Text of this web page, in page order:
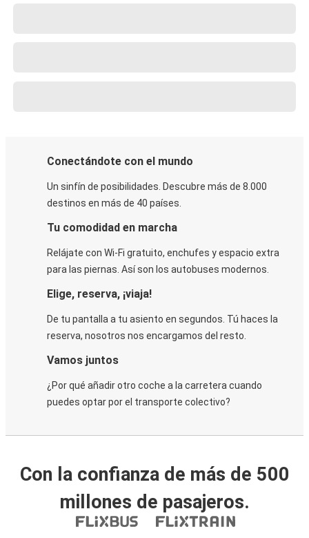
Conectándote con el mundo
Un sinfín de posibilidades. Descubre más de 8.000
destinos en más de 40 países.
Tu comodidad en marcha
Relájate con Wi-Fi gratuito, enchufes y espacio extra
para las piernas. Así son los autobuses modernos.
Elige, reserva, ¡viaja!
De tu pantalla a tu asiento en segundos. Tú haces la
reserva, nosotros nos encargamos del resto.
Vamos juntos
¿Por qué añadir otro coche a la carretera cuando
puedes optar por el transporte colectivo?
Con la confianza de más de 500
millones de pasajeros.